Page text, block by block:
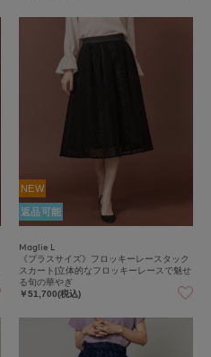
NEW
返品可能
Maglie L
《プラスサイズ》フロッキーレースタック
スカート|立体的なフロッキーレースで魅せ
る旬の華やぎ
￥51,700(税込)